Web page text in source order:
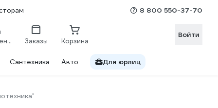
8 800 550-37-70
Сравнение Заказы Корзина
Войти
Сантехника Авто Для юрлиц